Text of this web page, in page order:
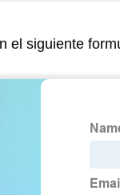
el siguiente